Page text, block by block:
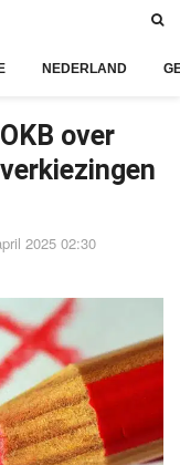
NEDERLAND
over
2025 02:30